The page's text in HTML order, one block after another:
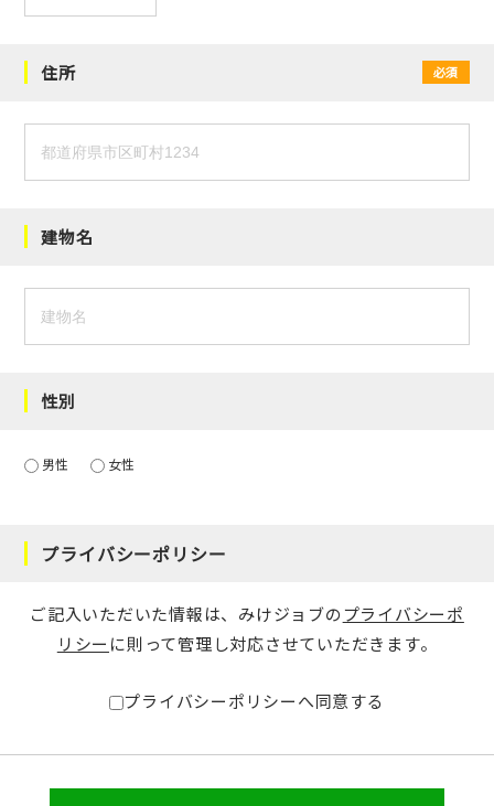
住所 必須
建物名
性別
男性 女性
プライバシーポリシー
ご記入いただいた情報は、みけジョブのプライバシーポ
リシー に則って管理し対応させていただきます。
プライバシーポリシーへ同意する